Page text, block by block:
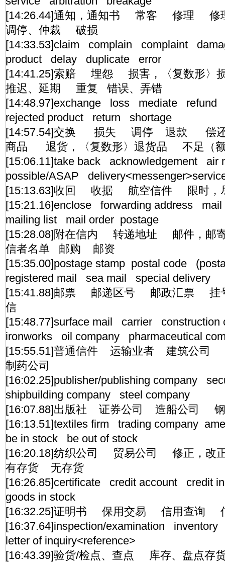
[14:26.44]通知，通知书 常客 修理
调停、仲裁 破损
[14:33.53]claim complain complaint
product delay duplicate error
[14:41.25]索赔 埋怨 损害，〈复数形
推迟、延期 重复 错误、弄错
[14:48.97]exchange loss mediate refund
rejected product return shortage
[14:57.54]交换 损失 调停 退款 偿还
商品 退货，〈复数形〉退货品 不足（额
[15:06.11]take back acknowledgement air
possible/ASAP
[15:13.63]收回 收据 航空信件 限时
[15:21.16]enclose forwarding address
mailing list mail order postage
[15:28.08]附在信内 转递地址 邮件，
信者名单 邮购 邮资
[15:35.00]postage stamp postal code
registered mail sea mail special delivery
[15:41.88]邮票 邮递区号 邮政汇票
信
[15:48.77]surface mail carrier
ironworks oil company pharmaceutical
[15:55.51]普通信件 运输业者 建筑公
制药公司
[16:02.25]publisher/publishing company
shipbuilding company steel company
[16:07.88]出版社 证券公司 造船公司 钢
[16:13.51]textiles firm trading company
be in stock be out of stock
[16:20.18]纺织公司 贸易公司 修正，
有存货 无存货
[16:26.85]certificate credit account credit
goods in stock
[16:32.25]证明书 保用交易 信用查询
[16:37.64]inspection/examination
letter of inquiry<reference>
[16:43.39]验货/检点、查点 库存、盘点存